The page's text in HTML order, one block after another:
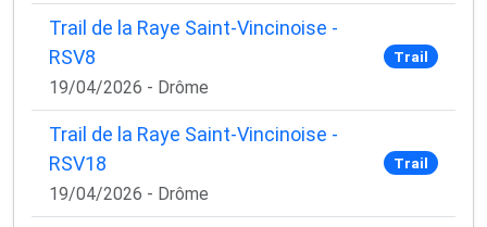
Trail de la Raye Saint-Vincinoise -
RSV8
19/04/2026 - Drôme
Trail
Trail de la Raye Saint-Vincinoise -
RSV18
19/04/2026 - Drôme
Trail